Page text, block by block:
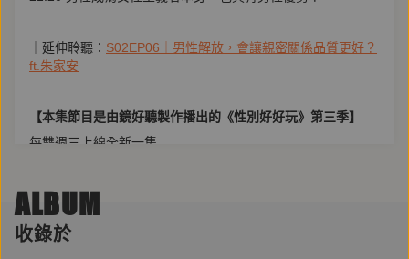
｜延伸聆聽： S02EP06｜男性解放，會讓親密關係品質更好？
ft.朱家安
【本集節目是由鏡好聽製作播出的《性別好好玩》第三季】
每雙週三上線全新一集
製作人：羅筱薔
錄音師：孫藝庭
ALBUM
收錄於